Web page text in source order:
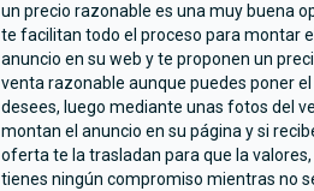
un precio razonable es una muy buena
te facilitan todo el proceso para montar el
anuncio en su web y te proponen un
venta razonable aunque puedes poner el
desees, luego mediante unas fotos del
montan el anuncio en su página y si
oferta te la trasladan para que la valores,
tienes ningún compromiso mientras no